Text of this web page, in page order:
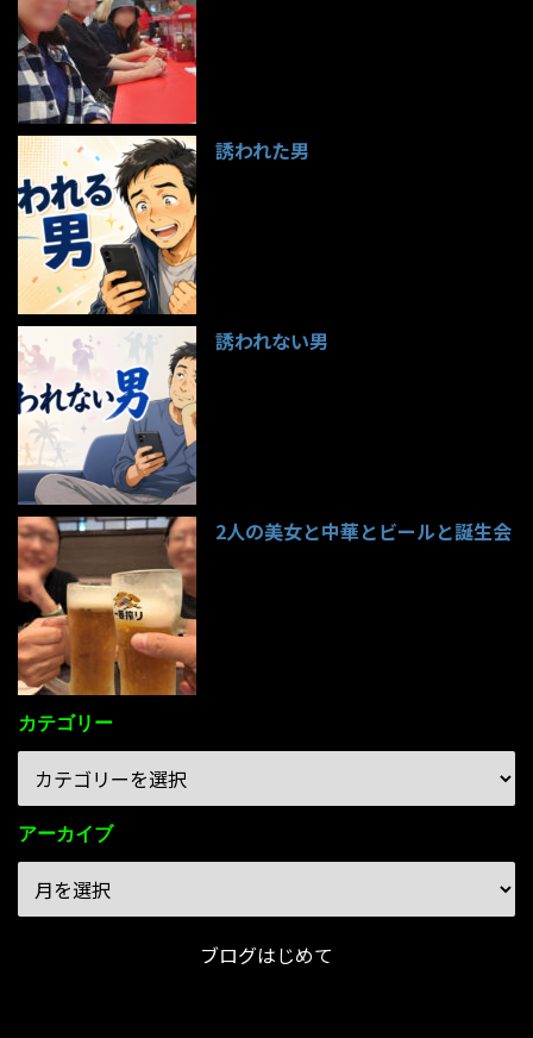
誘われた男
誘われない男
2人の美女と中華とビールと誕生会
カテゴリー
アーカイブ
ブログはじめて